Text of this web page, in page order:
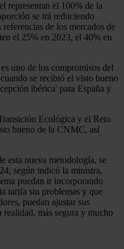
representan el 100% de la
se irá reduciendo
de los mercados de
el 25% en 2023, el 40% en
uno de los compromisos del
se recibió el visto bueno
ibérica' para España y
Ecológica y el Reto
bueno de la CNMC, así
esta nueva metodología, se
según indicó la ministra,
puedan ir incorporando
tarifa sin problemas y que
puedan ajustar sus
realidad, más segura y mucho